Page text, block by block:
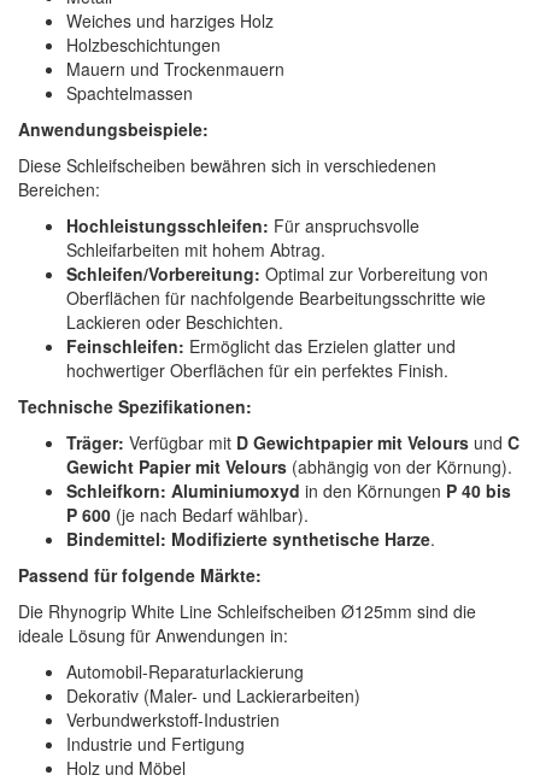
Weiches und harziges Holz
Holzbeschichtungen
Mauern und Trockenmauern
Spachtelmassen
Anwendungsbeispiele:
Diese Schleifscheiben bewähren sich in verschiedenen
Bereichen:
Hochleistungsschleifen: Für anspruchsvolle
Schleifarbeiten mit hohem Abtrag.
Schleifen/Vorbereitung: Optimal zur Vorbereitung von
Oberflächen für nachfolgende Bearbeitungsschritte wie
Lackieren oder Beschichten.
Feinschleifen: Ermöglicht das Erzielen glatter und
hochwertiger Oberflächen für ein perfektes Finish.
Technische Spezifikationen:
Träger: Verfügbar mit D Gewichtpapier mit Velours und C
Gewicht Papier mit Velours (abhängig von der Körnung).
Schleifkorn: Aluminiumoxyd in den Körnungen P 40 bis
P 600 (je nach Bedarf wählbar).
Bindemittel: Modifizierte synthetische Harze.
Passend für folgende Märkte:
Die Rhynogrip White Line Schleifscheiben Ø125mm sind die
ideale Lösung für Anwendungen in:
Automobil-Reparaturlackierung
Dekorativ (Maler- und Lackierarbeiten)
Verbundwerkstoff-Industrien
Industrie und Fertigung
Holz und Möbel